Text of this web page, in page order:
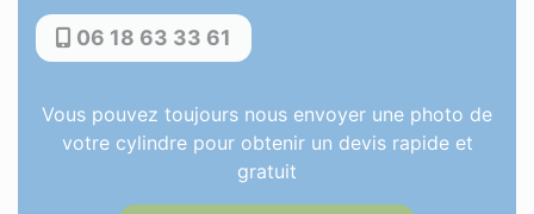
06 18 63 33 61
Vous pouvez toujours nous envoyer une photo de
votre cylindre pour obtenir un devis rapide et
gratuit